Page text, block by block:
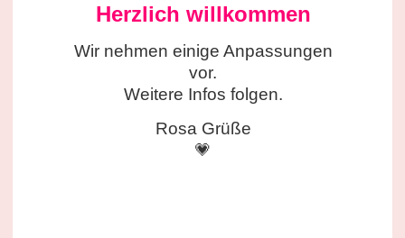
Herzlich willkommen
Wir nehmen einige Anpassungen
vor.
Weitere Infos folgen.
Rosa Grüße
💗